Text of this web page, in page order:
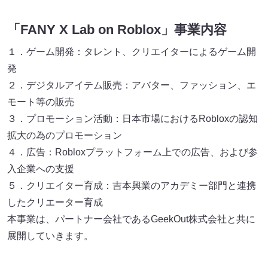
「FANY X Lab on Roblox」事業内容
１．ゲーム開発：タレント、クリエイターによるゲーム開
発
２．デジタルアイテム販売：アバター、ファッション、エ
モート等の販売
３．プロモーション活動：日本市場におけるRobloxの認知
拡大の為のプロモーション
４．広告：Robloxプラットフォーム上での広告、および参
入企業への支援
５．クリエイター育成：吉本興業のアカデミー部門と連携
したクリエーター育成
本事業は、パートナー会社であるGeekOut株式会社と共に
展開していきます。